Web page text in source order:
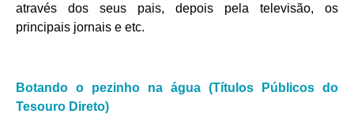
através dos seus pais, depois pela televisão, os
principais jornais e etc.
Botando o pezinho na água (Títulos Públicos do
Tesouro Direto)